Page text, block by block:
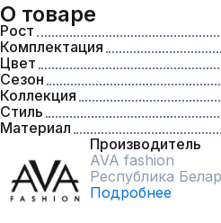
О товаре
Рост
Комплектация
Цвет
Сезон
Коллекция
Стиль
Материал
Производитель
AVA fashion
Республика
Подробнее